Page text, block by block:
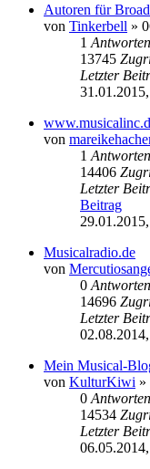
Autoren für
von Tinkerbell »
1 Antworten
13745
Letzter
von
1 Antworten
14406
Letzter
Beitrag
Musicalradio.de
von
0 Antworten
14696
Letzter
Mein Musical-
von KulturKiwi »
0 Antworten
14534
Letzter